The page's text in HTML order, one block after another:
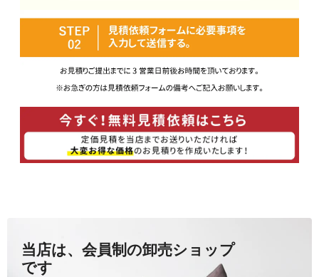
当店は、会員制の卸売ショップ
です